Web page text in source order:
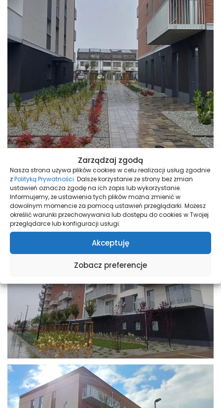
Zarządzaj zgodą
Nasza strona używa plików cookies w celu realizacji usług zgodnie
zPolityką Prywatności. Dalsze korzystanie ze strony bez zmian
ustawień oznacza zgodę na ich zapis lub wykorzystanie.
Informujemy, że ustawienia tych plików można zmienić w
dowolnym momencie za pomocą ustawień przeglądarki. Możesz
określić warunki przechowywania lub dostępu do cookies w Twojej
przeglądarce lub konfiguracji usługi.
Akceptuję
Zobacz preferencje